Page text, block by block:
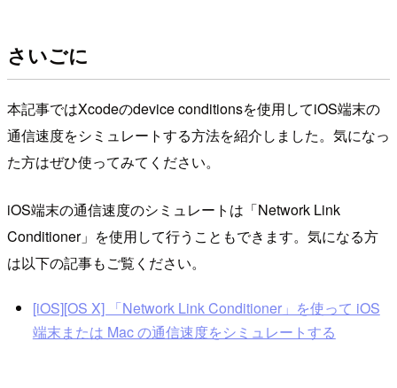
さいごに
本記事ではXcodeのdevice conditionsを使用してiOS端末の
通信速度をシミュレートする方法を紹介しました。気になっ
た方はぜひ使ってみてください。
iOS端末の通信速度のシミュレートは「Network Link
Conditioner」を使用して行うこともできます。気になる方
は以下の記事もご覧ください。
[iOS][OS X] 「Network Link Conditioner」を使って iOS
端末または Mac の通信速度をシミュレートする